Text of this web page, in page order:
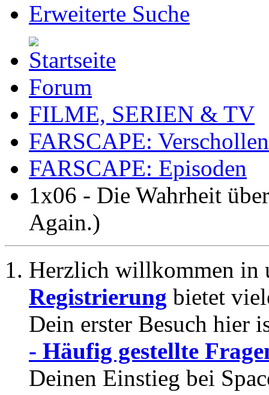
Erweiterte Suche
Forum
FILME, SERIEN & TV
FARSCAPE:
FARSCAPE: Episoden
1x06 - Die Wahrheit
Again.)
Herzlich willkommen in
Registrierung bietet
Dein erster Besuch hier
- Häufig gestellte
Deinen Einstieg bei